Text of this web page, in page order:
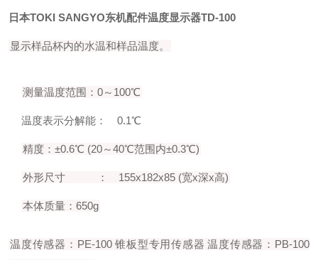
日本TOKI SANGYO东机配件温度显示器TD-100
显示样品杯内的水温和样品温度。
测量温度范围：0～100℃
温度表示分解能： 0.1℃
精度：±0.6℃ (20～40℃范围内±0.3℃)
外形尺寸 ： 155x182x85 (宽x深x高)
本体质量：650g
温度传感器：PE-100 锥板型专用传感器 温度传感器：PB-100